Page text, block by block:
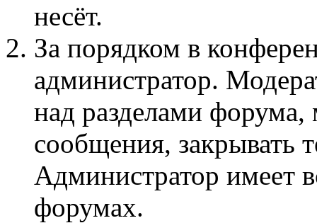
несёт.
За порядком в
администратор.
над разделами форума,
сообщения, закрывать
Администратор имеет
форумах.